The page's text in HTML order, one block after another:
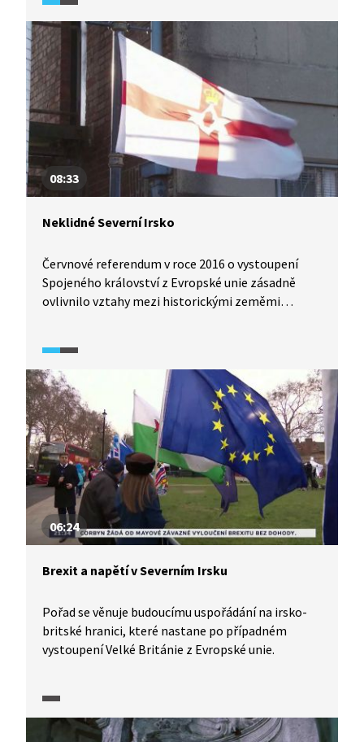
referenda potřebuje skotská strana souhlas
londýnské vlády. Její členové ale argumentují tím,
že referendum o nezávislosti není možné
opakovat každých deset let – referendum o této
otázce se totiž konalo v roce 2014.
08:33
Neklidné Severní Irsko
Červnové referendum v roce 2016 o vystoupení
Spojeného království z Evropské unie zásadně
ovlivnilo vztahy mezi historickými zeměmi
většinově pro setrvání Velké Británie v EU. Skotští
nacionalisté začali volat po vyhlášení
nezávislosti, v Severním Irsku se oživily vzpomínky
na krvavá desetiletí, kdy část obyvatel provincie
bojovala za spojení s Irskou republikou. Tzv.
velkopáteční dohoda v roce 1998 sice ukončila
vleklý konflikt v Severním Irsku, současná situace
v Severním Irsku je však po brexitu velmi
rozkolísaná.
06:24
Brexit a napětí v Severním Irsku
Pořad se věnuje budoucímu uspořádání na irsko-
britské hranici, které nastane po případném
vystoupení Velké Británie z Evropské unie.